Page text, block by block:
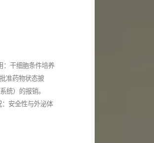
：干细胞条件培养
准药物状态披
统）的报销。
：安全性与外泌体